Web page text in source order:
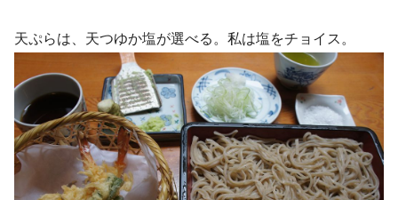
天ぷらは、天つゆか塩が選べる。私は塩をチョイス。